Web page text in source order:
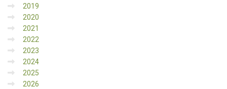
2019
2020
2021
2022
2023
2024
2025
2026